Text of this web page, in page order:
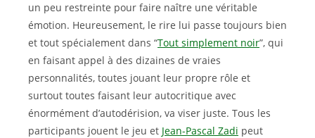
un peu restreinte pour faire naître une véritable
émotion. Heureusement, le rire lui passe toujours bien
et tout spécialement dans “Tout simplement noir”, qui
en faisant appel à des dizaines de vraies
personnalités, toutes jouant leur propre rôle et
surtout toutes faisant leur autocritique avec
énormément d’autodérision, va viser juste. Tous les
participants jouent le jeu et Jean-Pascal Zadi peut